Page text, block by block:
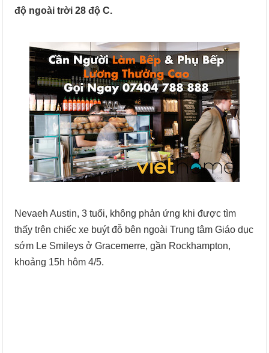
độ ngoài trời 28 độ C.
Nevaeh Austin, 3 tuổi, không phản ứng khi được tìm
thấy trên chiếc xe buýt đỗ bên ngoài Trung tâm Giáo dục
sớm Le Smileys ở Gracemerre, gần Rockhampton,
khoảng 15h hôm 4/5.